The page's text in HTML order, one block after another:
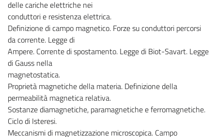
delle cariche elettriche nei
conduttori e resistenza elettrica.
Definizione di campo magnetico. Forze su conduttori percorsi
da corrente. Legge di
Ampere. Corrente di spostamento. Legge di Biot-Savart. Legge
di Gauss nella
magnetostatica.
Proprietà magnetiche della materia. Definizione della
permeabilità magnetica relativa.
Sostanze diamagnetiche, paramagnetiche e ferromagnetiche.
Ciclo di Isteresi.
Meccanismi di magnetizzazione microscopica. Campo